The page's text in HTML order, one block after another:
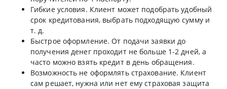
Гибкие условия. Клиент может подобрать удобный
срок кредитования, выбрать подходящую сумму и
т. д.
Быстрое оформление. От подачи заявки до
получения денег проходит не больше 1-2 дней, а
часто можно взять кредит в день обращения.
Возможность не оформлять страхование. Клиент
сам решает, нужна или нет ему страховая защита